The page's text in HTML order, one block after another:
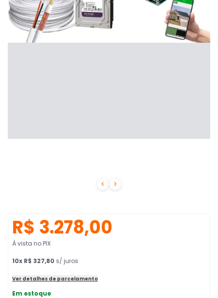
 
R$ 3.278,00
À vista no PIX
10x R$ 327,80 s/ juros
Ver detalhes de parcelamento
Em estoque